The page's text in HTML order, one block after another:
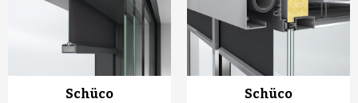
Schüco
Schüco